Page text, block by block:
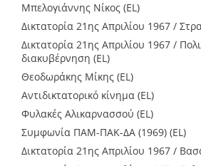
Μπελογιάννης Νίκος (EL)
Δικτατορία 21ης Απριλίου 1967 /
Δικτατορία 21ης Απριλίου 1967 /
διακυβέρνηση (EL)
Θεοδωράκης Μίκης (EL)
Αντιδικτατορικό κίνημα (EL)
Φυλακές Αλικαρνασσού (EL)
Συμφωνία ΠΑΜ-ΠΑΚ-ΔΑ (1969) (EL)
Δικτατορία 21ης Απριλίου 1967 /